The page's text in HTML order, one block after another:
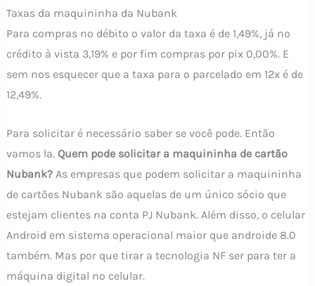
Taxas da maquininha da Nubank
Para compras no débito o valor da taxa é de 1,49%, já no
crédito à vista 3,19% e por fim compras por pix 0,00%. E
sem nos esquecer que a taxa para o parcelado em 12x é de
12,49%.
Para solicitar é necessário saber se você pode. Então
vamos la. Quem pode solicitar a maquininha de cartão
Nubank? As empresas que podem solicitar a maquininha
de cartões Nubank são aquelas de um único sócio que
estejam clientes na conta PJ Nubank. Além disso, o celular
Android em sistema operacional maior que androide 8.0
também. Mas por que tirar a tecnologia NF ser para ter a
máquina digital no celular.